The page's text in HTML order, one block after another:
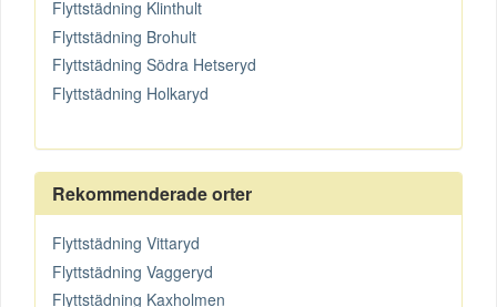
Flyttstädning Klinthult
Flyttstädning Brohult
Flyttstädning Södra Hetseryd
Flyttstädning Holkaryd
Rekommenderade orter
Flyttstädning Vittaryd
Flyttstädning Vaggeryd
Flyttstädning Kaxholmen